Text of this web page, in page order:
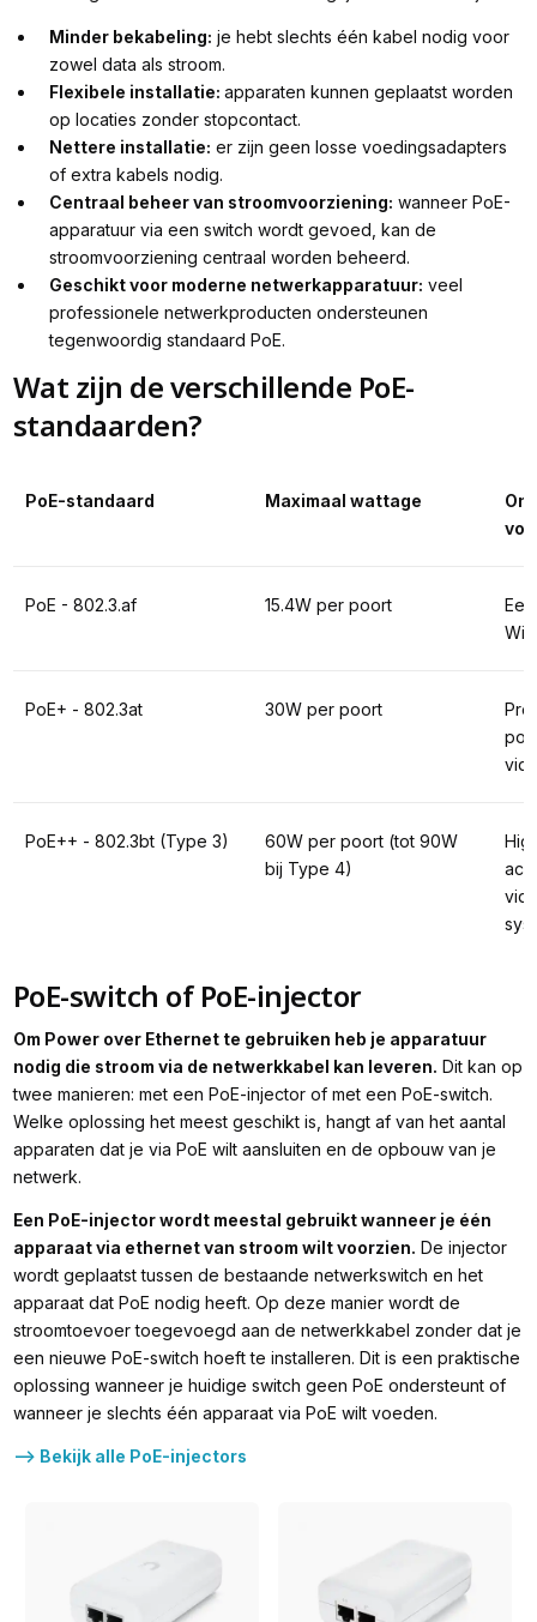
Minder bekabeling: je hebt slechts één kabel nodig voor
zowel data als stroom.
Flexibele installatie:apparaten kunnen geplaatst worden
op locaties zonder stopcontact.
Nettere installatie: er zijn geen losse voedingsadapters
of extra kabels nodig.
Centraal beheer van stroomvoorziening: wanneer PoE-
apparatuur via een switch wordt gevoed, kan de
stroomvoorziening centraal worden beheerd.
Geschikt voor moderne netwerkapparatuur: veel
professionele netwerkproducten ondersteunen
tegenwoordig standaard PoE.
Wat zijn de verschillende PoE-
standaarden?
PoE-standaard Maximaal wattage
PoE - 802.3.af 15.4W per poort
PoE+ - 802.3at 30W per poort
PoE++ - 802.3bt (Type 3)
60W per poort (tot 90W
bij Type 4)
PoE-switch of PoE-injector
Om Power over Ethernet te gebruiken heb je apparatuur
nodig die stroom via de netwerkkabel kan leveren. Dit kan op
twee manieren: met een PoE-injector of met een PoE-switch.
Welke oplossing het meest geschikt is, hangt af van het aantal
apparaten dat je via PoE wilt aansluiten en de opbouw van je
netwerk.
Een PoE-injector wordt meestal gebruikt wanneer je één
apparaat via ethernet van stroom wilt voorzien. De injector
wordt geplaatst tussen de bestaande netwerkswitch en het
apparaat dat PoE nodig heeft. Op deze manier wordt de
stroomtoevoer toegevoegd aan de netwerkkabel zonder dat je
een nieuwe PoE-switch hoeft te installeren. Dit is een praktische
oplossing wanneer je huidige switch geen PoE ondersteunt of
wanneer je slechts één apparaat via PoE wilt voeden.
--> Bekijk alle PoE-injectors